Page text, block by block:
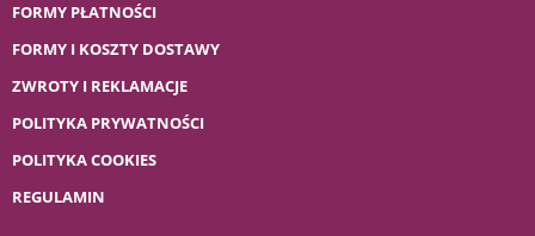
FORMY PŁATNOŚCI
FORMY I KOSZTY DOSTAWY
ZWROTY I REKLAMACJE
POLITYKA PRYWATNOŚCI
POLITYKA COOKIES
REGULAMIN